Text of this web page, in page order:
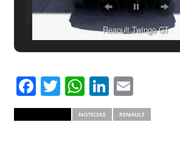
Reanult Twingo GT
Facebook
Twitter
WhatsApp
LinkedIn
Email
NOTICIAS RENAULT